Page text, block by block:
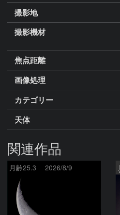
撮影地
撮影機材
焦点距離
画像処理
カテゴリー
天体
関連作品
月齢25.3 2026/8/9